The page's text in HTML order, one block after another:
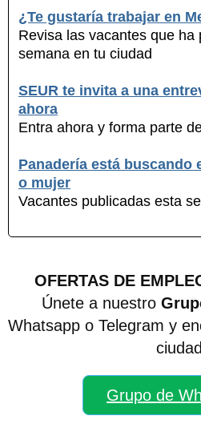
¿Te gustaría trabajar en
Revisa las vacantes que ha
semana en tu ciudad
SEUR te invita a una
ahora
Entra ahora y forma parte
Panadería está buscando
o mujer
Vacantes publicadas esta
OFERTAS DE
Únete a nuestro
Whatsapp o Telegram y
ciudad
Grupo de